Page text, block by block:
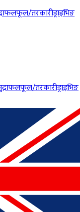
फलफूल/तरकारीड्राइभिङ
फलफूल/तरकारीड्राइभिङ